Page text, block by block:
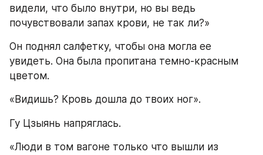
видели, что было внутри, но вы ведь
почувствовали запах крови, не так ли?»
Он поднял салфетку, чтобы она могла ее
увидеть. Она была пропитана темно-красным
цветом.
«Видишь? Кровь дошла до твоих ног».
Гу Цзыянь напряглась.
«Люди в том вагоне только что вышли из